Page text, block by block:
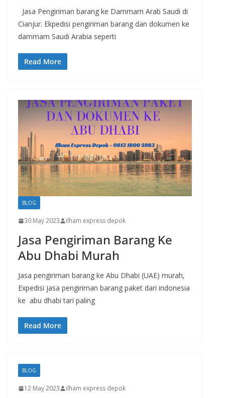
Jasa Pengiriman barang ke Dammam Arab Saudi di
Cianjur. Ekpedisi pengiriman barang dan dokumen ke
dammam Saudi Arabia seperti
Read More
BLOG
30 May 2023 ilham express depok
Jasa Pengiriman Barang Ke
Abu Dhabi Murah
Jasa pengiriman barang ke Abu Dhabi (UAE) murah,
Expedisi jasa pengiriman barang paket dari indonesia
ke abu dhabi tari paling
Read More
BLOG
12 May 2023 ilham express depok